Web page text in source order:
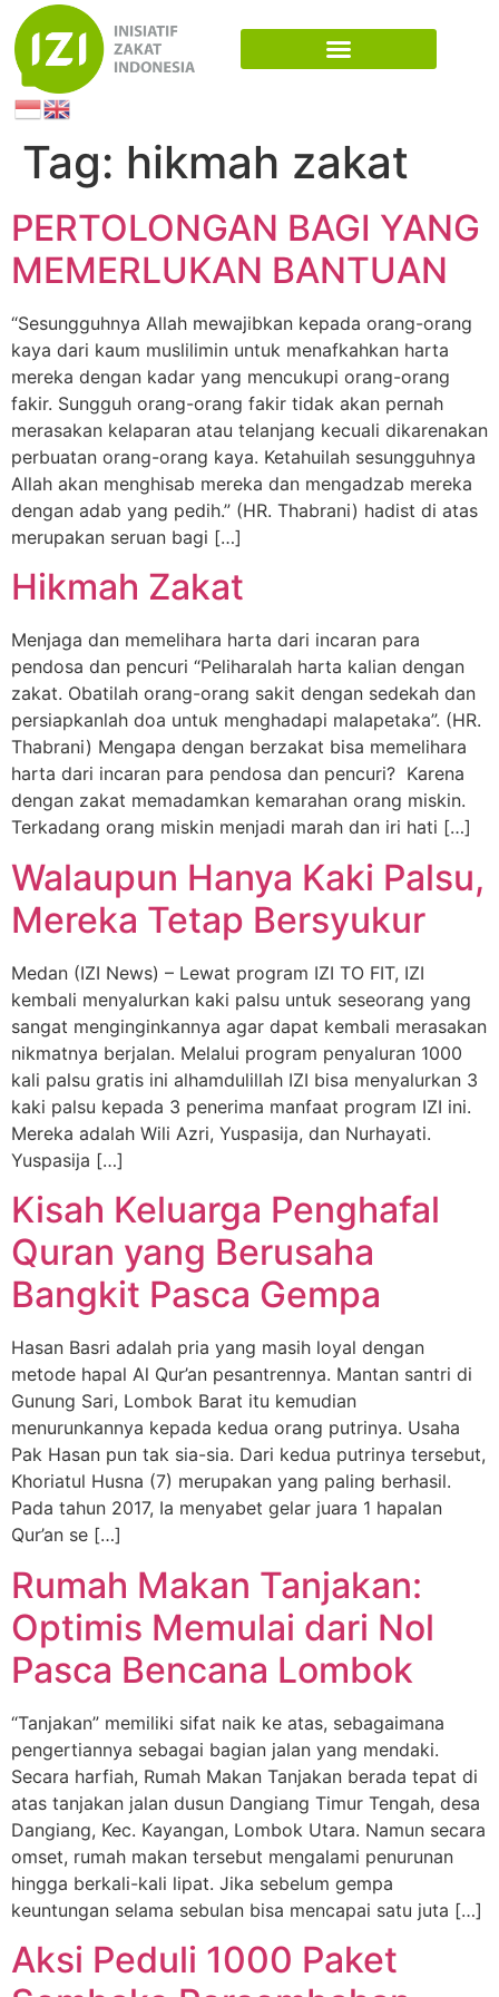
Tag: hikmah zakat
PERTOLONGAN BAGI YANG
MEMERLUKAN BANTUAN
“Sesungguhnya Allah mewajibkan kepada orang-orang
kaya dari kaum muslilimin untuk menafkahkan harta
mereka dengan kadar yang mencukupi orang-orang
fakir. Sungguh orang-orang fakir tidak akan pernah
merasakan kelaparan atau telanjang kecuali dikarenakan
perbuatan orang-orang kaya. Ketahuilah sesungguhnya
Allah akan menghisab mereka dan mengadzab mereka
dengan adab yang pedih.” (HR. Thabrani) hadist di atas
merupakan seruan bagi […]
Hikmah Zakat
Menjaga dan memelihara harta dari incaran para
pendosa dan pencuri “Peliharalah harta kalian dengan
zakat. Obatilah orang-orang sakit dengan sedekah dan
persiapkanlah doa untuk menghadapi malapetaka”. (HR.
Thabrani) Mengapa dengan berzakat bisa memelihara
harta dari incaran para pendosa dan pencuri? Karena
dengan zakat memadamkan kemarahan orang miskin.
Terkadang orang miskin menjadi marah dan iri hati […]
Walaupun Hanya Kaki Palsu,
Mereka Tetap Bersyukur
Medan (IZI News) – Lewat program IZI TO FIT, IZI
kembali menyalurkan kaki palsu untuk seseorang yang
sangat menginginkannya agar dapat kembali merasakan
nikmatnya berjalan. Melalui program penyaluran 1000
kali palsu gratis ini alhamdulillah IZI bisa menyalurkan 3
kaki palsu kepada 3 penerima manfaat program IZI ini.
Mereka adalah Wili Azri, Yuspasija, dan Nurhayati.
Yuspasija […]
Kisah Keluarga Penghafal
Quran yang Berusaha
Bangkit Pasca Gempa
Hasan Basri adalah pria yang masih loyal dengan
metode hapal Al Qur’an pesantrennya. Mantan santri di
Gunung Sari, Lombok Barat itu kemudian
menurunkannya kepada kedua orang putrinya. Usaha
Pak Hasan pun tak sia-sia. Dari kedua putrinya tersebut,
Khoriatul Husna (7) merupakan yang paling berhasil.
Pada tahun 2017, Ia menyabet gelar juara 1 hapalan
Qur’an se […]
Rumah Makan Tanjakan:
Optimis Memulai dari Nol
Pasca Bencana Lombok
“Tanjakan” memiliki sifat naik ke atas, sebagaimana
pengertiannya sebagai bagian jalan yang mendaki.
Secara harfiah, Rumah Makan Tanjakan berada tepat di
atas tanjakan jalan dusun Dangiang Timur Tengah, desa
Dangiang, Kec. Kayangan, Lombok Utara. Namun secara
omset, rumah makan tersebut mengalami penurunan
hingga berkali-kali lipat. Jika sebelum gempa
keuntungan selama sebulan bisa mencapai satu juta […]
Aksi Peduli 1000 Paket